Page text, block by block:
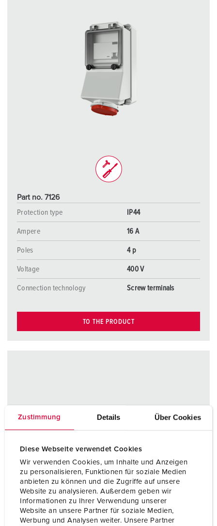
Zustimmung Details Über Cookies
Diese Webseite verwendet Cookies
Wir verwenden Cookies, um Inhalte und Anzeigen
zu personalisieren, Funktionen für soziale Medien
anbieten zu können und die Zugriffe auf unsere
Website zu analysieren. Außerdem geben wir
Informationen zu Ihrer Verwendung unserer
Website an unsere Partner für soziale Medien,
Werbung und Analysen weiter. Unsere Partner
Part no. 7126
Protection type
IP44
Ampere 16 A
Poles 4 p
Voltage 400 V
Connection technology Screw terminals
TO THE PRODUCT